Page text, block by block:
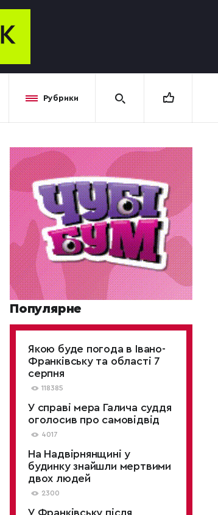
Рубрики
Популярне
Якою буде погода в Івано-
Франківську та області 7
серпня
118385
У справі мера Галича суддя
оголосив про самовідвід
4017
На Надвірнянщині у
будинку знайшли мертвими
двох людей
2300
У Франківську після